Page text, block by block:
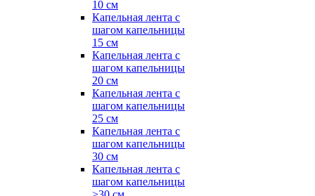
10 см
Капельная лента с
шагом капельницы
15 см
Капельная лента с
шагом капельницы
20 см
Капельная лента с
шагом капельницы
25 см
Капельная лента с
шагом капельницы
30 см
Капельная лента с
шагом капельницы